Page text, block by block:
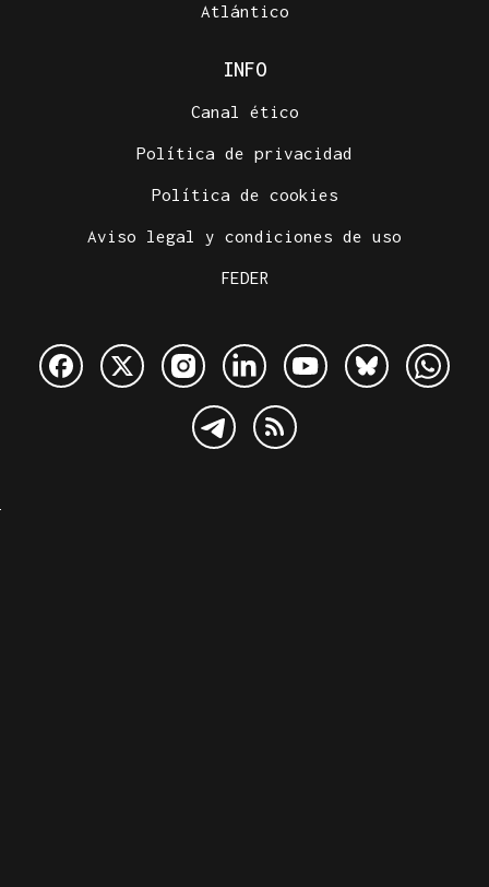
Atlántico
INFO
Canal ético
Política de privacidad
Política de cookies
Aviso legal y condiciones de uso
FEDER